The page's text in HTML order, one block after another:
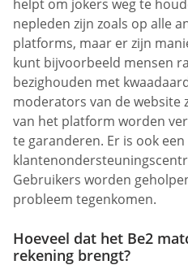
helpt om jokers weg te
nepleden zijn zoals op alle
platforms, maar er zijn
kunt bijvoorbeeld mensen
bezighouden met
moderators van de website
van het platform worden
te garanderen. Er is ook een
Gebruikers worden
probleem tegenkomen.
Hoeveel dat het Be2
rekening brengt?